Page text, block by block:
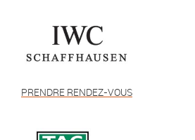
PRENDRE RENDEZ-VOUS